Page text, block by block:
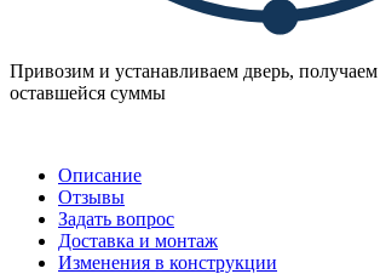
Привозим и устанавливаем дверь,
оставшейся суммы
Описание
Отзывы
Задать вопрос
Доставка и монтаж
Изменения в конструкции